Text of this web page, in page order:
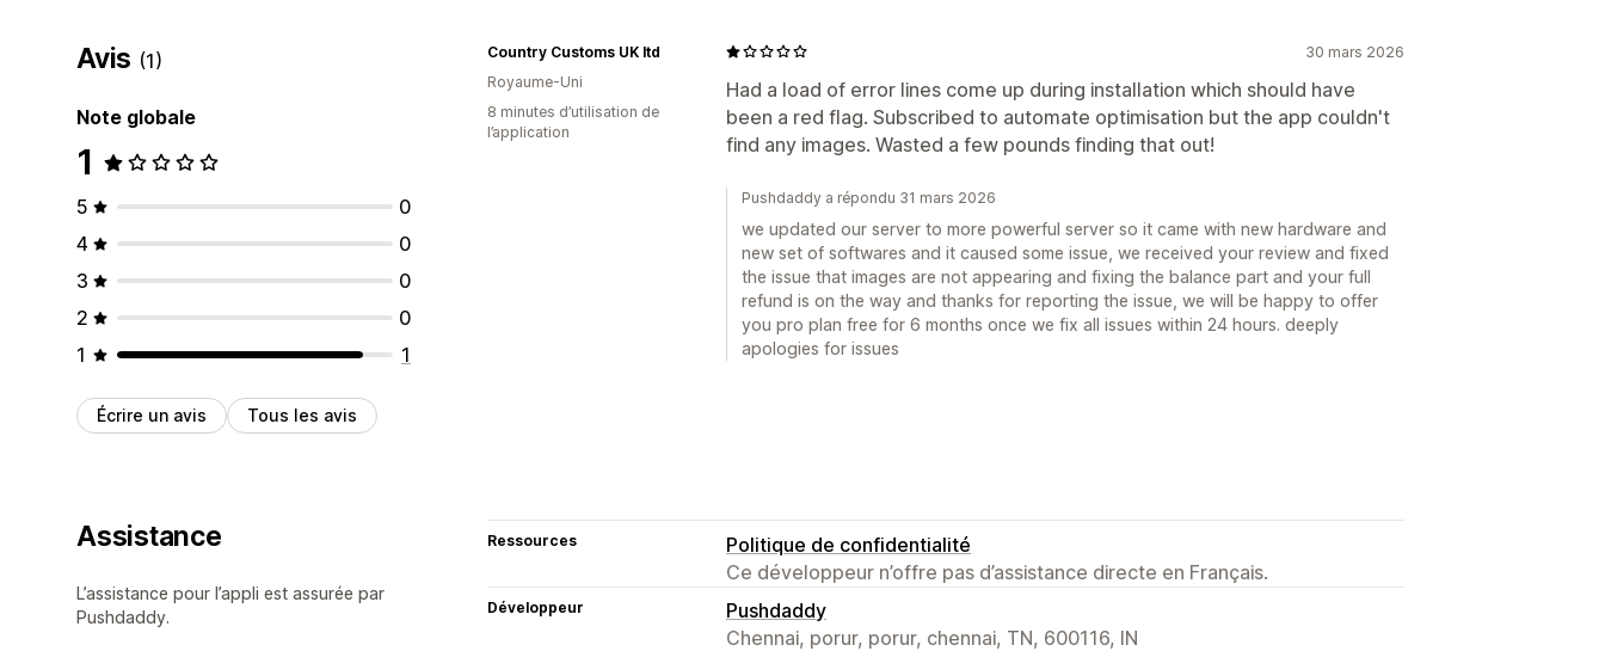
Avis (1)
Note globale
1
5
0
4
0
3
0
2
0
1
1
Écrire un avis Tous les avis
30 mars 2026
Had a load of error lines come up during installation which should have
been a red flag. Subscribed to automate optimisation but the app couldn't
find any images. Wasted a few pounds finding that out!
Country Customs UK ltd
Royaume-Uni
8 minutes d’utilisation de
l’application
Pushdaddy a répondu 31 mars 2026
we updated our server to more powerful server so it came with new hardware and
new set of softwares and it caused some issue, we received your review and fixed
the issue that images are not appearing and fixing the balance part and your full
refund is on the way and thanks for reporting the issue, we will be happy to offer
you pro plan free for 6 months once we fix all issues within 24 hours. deeply
apologies for issues
Assistance
L’assistance pour l’appli est assurée par
Pushdaddy.
Ressources
Politique de confidentialité
Ce développeur n’offre pas d’assistance directe en Français.
Développeur
Pushdaddy
Chennai, porur, porur, chennai, TN, 600116, IN